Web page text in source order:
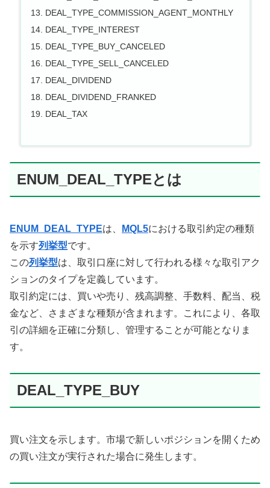
DEAL_TYPE_COMMISSION_AGENT_MONTHLY
DEAL_TYPE_INTEREST
DEAL_TYPE_BUY_CANCELED
DEAL_TYPE_SELL_CANCELED
DEAL_DIVIDEND
DEAL_DIVIDEND_FRANKED
DEAL_TAX
ENUM_DEAL_TYPEとは
ENUM_DEAL_TYPEは、 MQL5における取引約定の種類
を示す列挙型です。
この列挙型は、取引口座に対して行われる様々な取引アク
ションのタイプを定義しています。
取引約定には、買いや売り、残高調整、手数料、配当、税
金など、さまざまな種類が含まれます。これにより、各取
引の詳細を正確に分類し、管理することが可能となりま
す。
DEAL_TYPE_BUY
買い注文を示します。市場で新しいポジションを開くため
の買い注文が実行された場合に発生します。